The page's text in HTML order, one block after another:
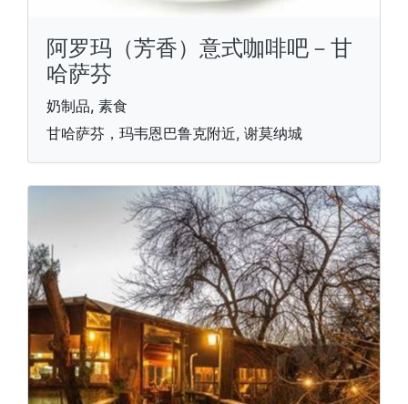
阿罗玛（芳香）意式咖啡吧－甘
哈萨芬
奶制品, 素食
甘哈萨芬，玛韦恩巴鲁克附近, 谢莫纳城